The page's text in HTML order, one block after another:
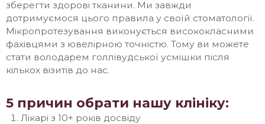
зберегти здорові тканини. Ми завжди
дотримуємося цього правила у своїй стоматології.
Мікропротезування виконується висококласними
фахівцями з ювелірною точністю. Тому ви можете
стати володарем голлівудської усмішки після
кількох візитів до нас.
5 причин обрати нашу клініку:
Лікарі з 10+ років досвіду